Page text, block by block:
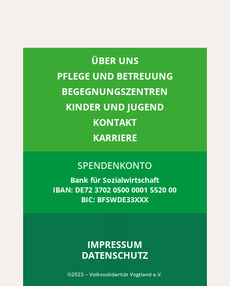
ÜBER UNS
PFLEGE UND BETREUUNG
BEGEGNUNGSZENTREN
KINDER UND JUGEND
KONTAKT
KARRIERE
SPENDENKONTO
Bank für Sozialwirtschaft
IBAN: DE72 3702 0500 0001 5520 00
BIC: BFSWDE33XXX
IMPRESSUM
DATENSCHUTZ
©2023 – Volkssolidarität Vogtland e.V.